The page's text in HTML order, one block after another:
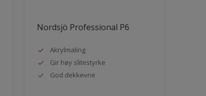
Nordsjö Professional P6
Akrylmaling
Gir høy slitestyrke
God dekkevne